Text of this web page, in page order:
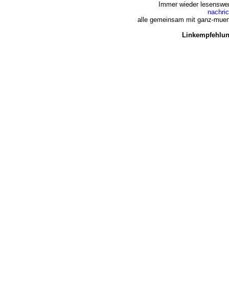
Immer wieder
alle gemeinsam mit ganz-